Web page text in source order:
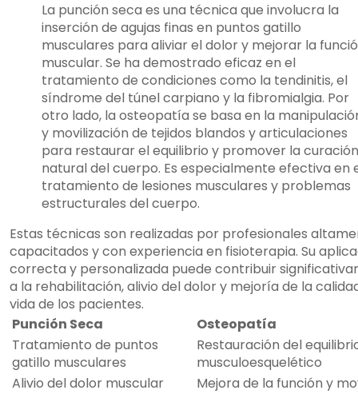
La punción seca es una técnica que involucra la
inserción de agujas finas en puntos gatillo
musculares para aliviar el dolor y mejorar la
muscular. Se ha demostrado eficaz en el
tratamiento de condiciones como la tendinitis, el
síndrome del túnel carpiano y la fibromialgia. Por
otro lado, la osteopatía se basa en la
y movilización de tejidos blandos y articulaciones
para restaurar el equilibrio y promover la curación
natural del cuerpo. Es especialmente efectiva en
tratamiento de lesiones musculares y problemas
estructurales del cuerpo.
Estas técnicas son realizadas por profesionales
capacitados y con experiencia en fisioterapia. Su
correcta y personalizada puede contribuir
a la rehabilitación, alivio del dolor y mejoría de la
vida de los pacientes.
Punción Seca
Osteopatía
Tratamiento de puntos
gatillo musculares
Restauración del
musculoesquelético
Alivio del dolor muscular
Mejora de la función y